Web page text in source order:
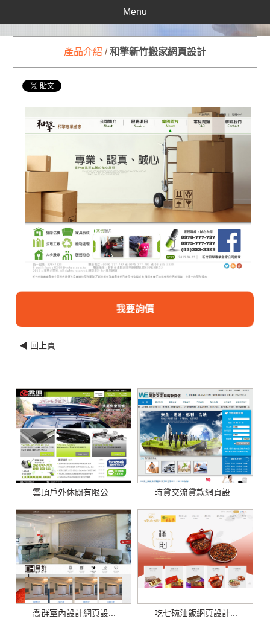
Menu
產品介紹 /和擎新竹搬家網頁設計
我要詢價
◀ 回上頁
雲頂戶外休閒有限公... 時貸交流貸款網頁設...
喬群室內設計網頁設... 吃七碗油飯網頁設計...